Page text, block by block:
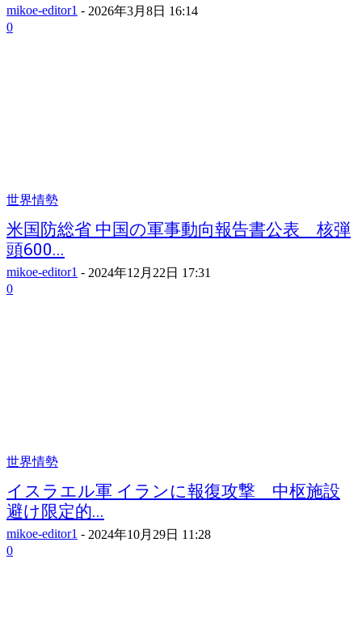
mikoe-editor1 - 2026年3月8日 16:14
0
世界情勢
米国防総省 中国の軍事動向報告書公表 核弾
頭600...
mikoe-editor1 - 2024年12月22日 17:31
0
世界情勢
イスラエル軍 イランに報復攻撃 中枢施設
避け限定的...
mikoe-editor1 - 2024年10月29日 11:28
0